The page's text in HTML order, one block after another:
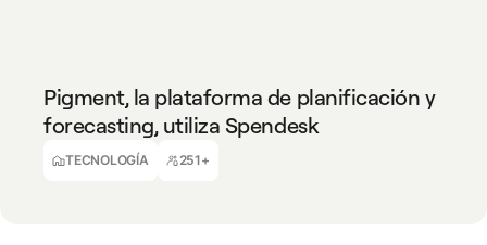
Pigment, la plataforma de planificación y
forecasting, utiliza Spendesk
TECNOLOGÍA 251+
Matthieu Mourey
Responsable de Finanzas